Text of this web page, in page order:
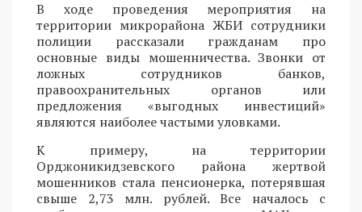
В ходе проведения мероприятия на
территории микрорайона ЖБИ сотрудники
полиции рассказали гражданам про
основные виды мошенничества. Звонки от
ложных сотрудников банков,
правоохранительных органов или
предложения «выгодных инвестиций»
являются наиболее частыми уловками.
К примеру, на территории
Орджоникидзевского района жертвой
мошенников стала пенсионерка, потерявшая
свыше 2,73 млн. рублей. Все началось с